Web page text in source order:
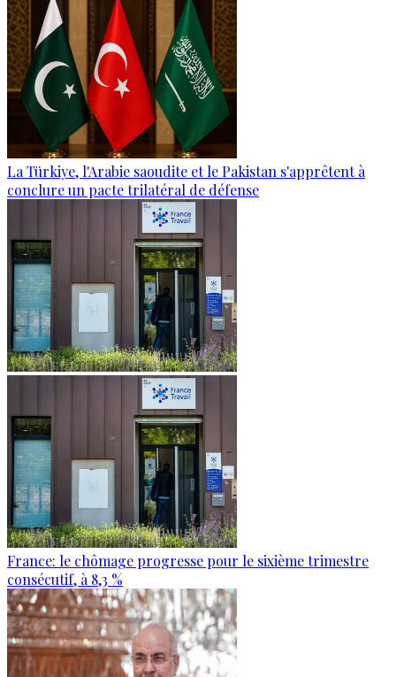
La Türkiye, l'Arabie saoudite et le Pakistan s'apprêtent à
conclure un pacte trilatéral de défense
France: le chômage progresse pour le sixième trimestre
consécutif, à 8,3 %